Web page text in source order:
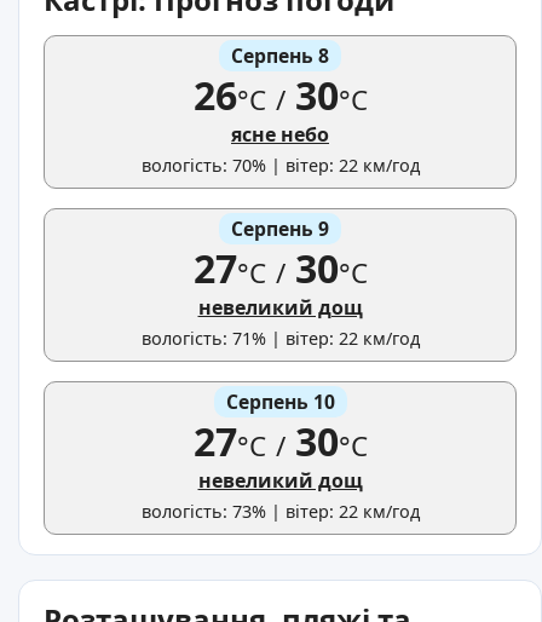
Серпень 8
26°C /30°C
ясне небо
вологість: 70% | вітер: 22 км/год
Серпень 9
27°C /30°C
невеликий дощ
вологість: 71% | вітер: 22 км/год
Серпень 10
27°C /30°C
невеликий дощ
вологість: 73% | вітер: 22 км/год